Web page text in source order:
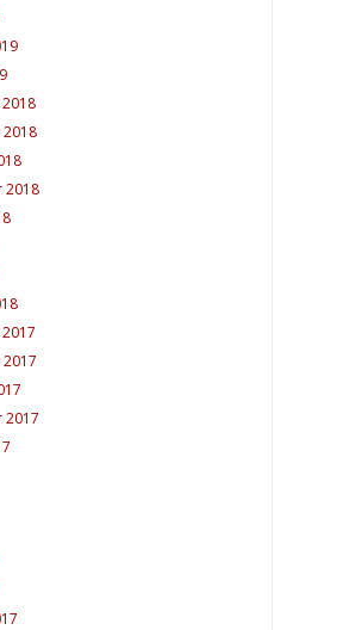
2018
2017